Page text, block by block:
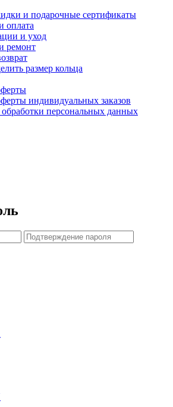
и подарочные сертификаты
оплата
и уход
ремонт
размер кольца
индивидуальных заказов
персональных данных